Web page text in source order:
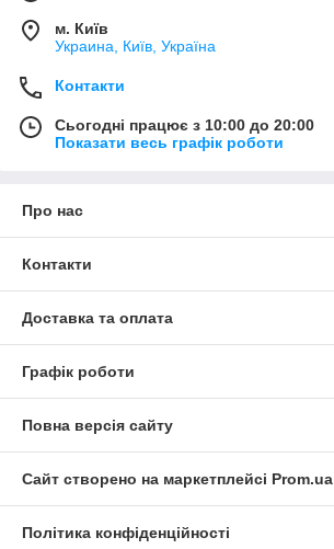
м. Київ
Украина, Київ, Україна
Контакти
Сьогодні працює з 10:00 до 20:00
Показати весь графік роботи
Про нас
Контакти
Доставка та оплата
Графік роботи
Повна версія сайту
Сайт створено на маркетплейсі Prom.ua
Політика конфіденційності